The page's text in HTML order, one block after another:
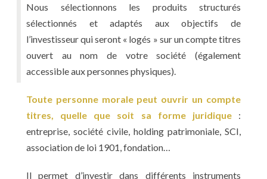
Nous sélectionnons les produits structurés
sélectionnés et adaptés aux objectifs de
l’investisseur qui seront « logés » sur un compte titres
ouvert au nom de votre société (également
accessible aux personnes physiques).
Toute personne morale peut ouvrir un compte
titres, quelle que soit sa forme juridique:
entreprise, société civile, holding patrimoniale, SCI,
association de loi 1901, fondation…
Il permet d’investir dans différents instruments